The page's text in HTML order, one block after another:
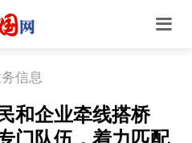
信息
和企业牵线搭桥
队伍，着力匹配